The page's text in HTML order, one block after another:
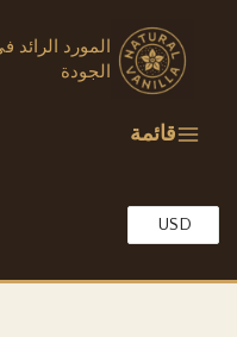
المحتوى
المورد الرائد
الجودة
قائمة
USD